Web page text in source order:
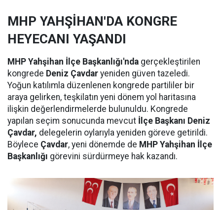
MHP YAHŞİHAN'DA KONGRE
HEYECANI YAŞANDI
MHP Yahşihan İlçe Başkanlığı'nda gerçekleştirilen
kongrede Deniz Çavdar yeniden güven tazeledi.
Yoğun katılımla düzenlenen kongrede partililer bir
araya gelirken, teşkilatın yeni dönem yol haritasına
ilişkin değerlendirmelerde bulunuldu. Kongrede
yapılan seçim sonucunda mevcut İlçe Başkanı Deniz
Çavdar, delegelerin oylarıyla yeniden göreve getirildi.
Böylece Çavdar, yeni dönemde de MHP Yahşihan İlçe
Başkanlığı görevini sürdürmeye hak kazandı.